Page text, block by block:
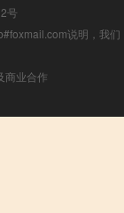
号
说明，我们
商业合作